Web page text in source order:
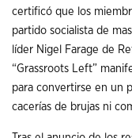
certificó que los
partido socialista de
líder Nigel Farage de
“Grassroots Left”
para convertirse en un
cacerías de brujas ni